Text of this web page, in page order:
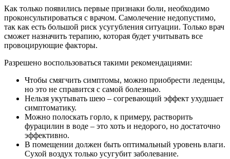
Как только появились первые признаки боли, необходимо
проконсультироваться с врачом. Самолечение недопустимо,
так как есть большой риск усугубления ситуации. Только врач
сможет назначить терапию, которая будет учитывать все
провоцирующие факторы.
Разрешено воспользоваться такими рекомендациями:
Чтобы смягчить симптомы, можно приобрести леденцы,
но это не справится с самой болезнью.
Нельзя укутывать шею – согревающий эффект ухудшает
симптоматику.
Можно полоскать горло, к примеру, растворить
фурацилин в воде – это хоть и недорого, но достаточно
эффективно.
В помещении должен быть оптимальный уровень влаги.
Сухой воздух только усугубит заболевание.